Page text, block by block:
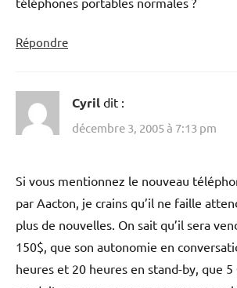
Répondre
Cyril dit :
décembre 3, 2005 à 7:13 pm
Si vous mentionnez le nouveau
par Aacton, je crains qu’il ne faille
plus de nouvelles. On sait qu’il sera
150$, que son autonomie en
heures et 20 heures en stand-by, que